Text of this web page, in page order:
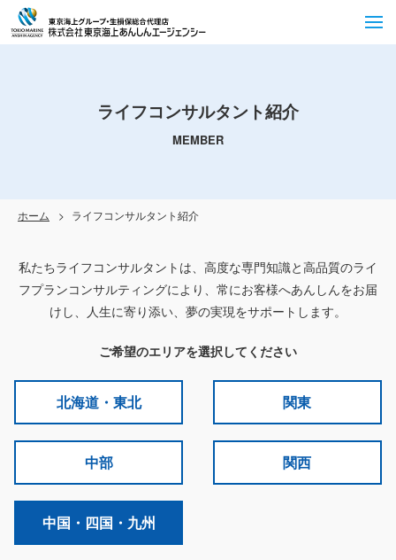
ライフコンサルタント紹介
MEMBER
ホーム ライフコンサルタント紹介
私たちライフコンサルタントは、高度な専門知識と高品質のライ
フプランコンサルティングにより、 常にお客様へあんしんをお届
けし、人生に寄り添い、夢の実現をサポートします。
ご希望のエリアを選択してください
北海道・東北 関東
中部 関西
中国・四国・九州